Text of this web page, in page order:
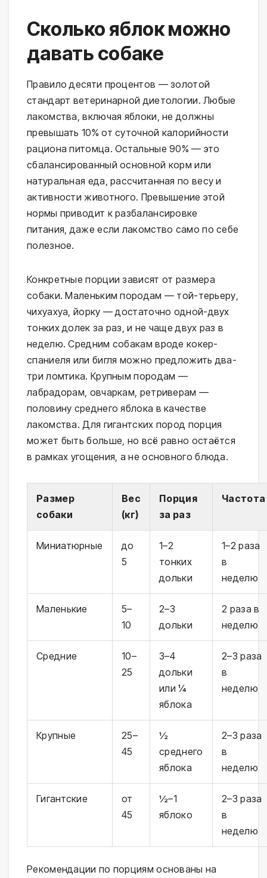
Сколько яблок можно
давать собаке
Правило десяти процентов — золотой
стандарт ветеринарной диетологии. Любые
лакомства, включая яблоки, не должны
превышать 10% от суточной калорийности
рациона питомца. Остальные 90% — это
сбалансированный основной корм или
натуральная еда, рассчитанная по весу и
активности животного. Превышение этой
нормы приводит к разбалансировке
питания, даже если лакомство само по себе
полезное.
Конкретные порции зависят от размера
собаки. Маленьким породам — той-терьеру,
чихуахуа, йорку — достаточно одной-двух
тонких долек за раз, и не чаще двух раз в
неделю. Средним собакам вроде кокер-
спаниеля или бигля можно предложить два-
три ломтика. Крупным породам —
лабрадорам, овчаркам, ретриверам —
половину среднего яблока в качестве
лакомства. Для гигантских пород порция
может быть больше, но всё равно остаётся
в рамках угощения, а не основного блюда.
Размер
собаки
Вес
(кг)
Порция
за раз
Частота
Миниатюрные
до
5
1–2
тонких
дольки
1–2 раза
в
неделю
Маленькие
5–
10
2–3
дольки
2 раза в
неделю
Средние
10–
25
3–4
дольки
или ¼
яблока
2–3 раза
в
неделю
Крупные
25–
45
½
среднего
яблока
2–3 раза
в
неделю
Гигантские
от
45
½–1
яблоко
2–3 раза
в
неделю
Рекомендации по порциям основаны на